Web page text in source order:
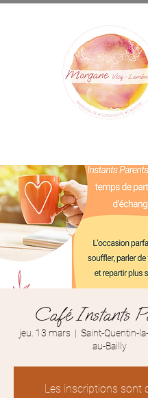
Café Instants
jeu. 13 mars
  |
Saint-Quentin-
au-Bailly
Les inscriptions sont